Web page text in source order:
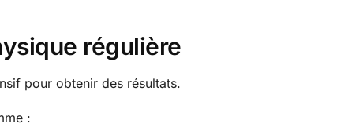
régulière
pour obtenir des résultats.
: